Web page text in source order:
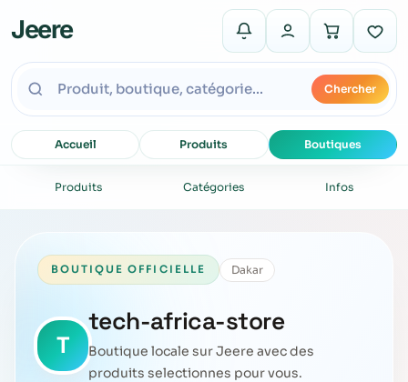
Jeere
Chercher
Accueil Produits Boutiques
Produits Catégories Infos
BOUTIQUE OFFICIELLE Dakar
T
tech-africa-store
Boutique locale sur Jeere avec des
produits selectionnes pour vous.